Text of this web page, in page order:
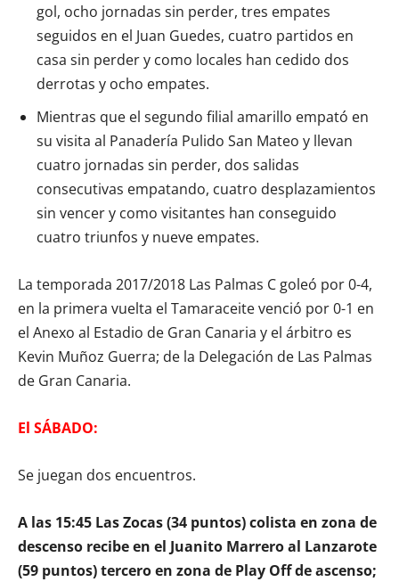
gol, ocho jornadas sin perder, tres empates
seguidos en el Juan Guedes, cuatro partidos en
casa sin perder y como locales han cedido dos
derrotas y ocho empates.
Mientras que el segundo filial amarillo empató en
su visita al Panadería Pulido San Mateo y llevan
cuatro jornadas sin perder, dos salidas
consecutivas empatando, cuatro desplazamientos
sin vencer y como visitantes han conseguido
cuatro triunfos y nueve empates.
La temporada 2017/2018 Las Palmas C goleó por 0-4,
en la primera vuelta el Tamaraceite venció por 0-1 en
el Anexo al Estadio de Gran Canaria y el árbitro es
Kevin Muñoz Guerra; de la Delegación de Las Palmas
de Gran Canaria.
El SÁBADO:
Se juegan dos encuentros.
A las 15:45 Las Zocas (34 puntos) colista en zona de
descenso recibe en el Juanito Marrero al Lanzarote
(59 puntos) tercero en zona de Play Off de ascenso;